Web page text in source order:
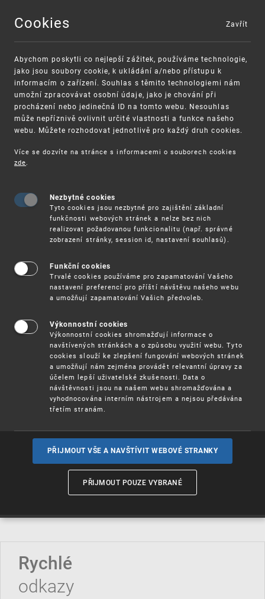
MENU
VAROVÁNÍ
Finanční podpora
Vynálezy / Patenty
Užitnévzory
Ochrannéznámky
Označení původua zeměpisná
Rychlé
odkazy
Cookies
Abychom poskytli co nejlepší zážitek, používáme technologie,
jako jsou soubory cookie, k ukládání a/nebo přístupu k
informacím o zařízení. Souhlas s těmito technologiemi nám
umožní zpracovávat osobní údaje, jako je chování při
procházení nebo jedinečná ID na tomto webu. Nesouhlas
může nepříznivě ovlivnit určité vlastnosti a funkce našeho
webu. Můžete rozhodovat jednotlivě pro každý druh cookies.
Více se dozvíte na stránce s informacemi o souborech cookies
zde.
Nezbytné cookies
Tyto cookies jsou nezbytné pro zajištění základní
funkčnosti webových stránek a nelze bez nich
realizovat požadovanou funkcionalitu (např. správné
zobrazení stránky, session id, nastavení souhlasů).
Funkční cookies
Trvalé cookies používáme pro zapamatování Vašeho
nastavení preferencí pro příští návštěvu našeho webu
a umožňují zapamatování Vašich předvoleb.
Výkonnostní cookies
Výkonnostní cookies shromažďují informace o
navštívených stránkách a o způsobu využití webu. Tyto
cookies slouží ke zlepšení fungování webových stránek
a umožňují nám zejména provádět relevantní úpravy za
účelem lepší uživatelské zkušenosti. Data o
návštěvnosti jsou na našem webu shromažďována a
vyhodnocována interním nástrojem a nejsou předávána
třetím stranám.
PŘIJMOUT VŠE A NAVŠTÍVIT WEBOVÉ STRANKY
PŘIJMOUT POUZE VYBRANÉ
Zavřít